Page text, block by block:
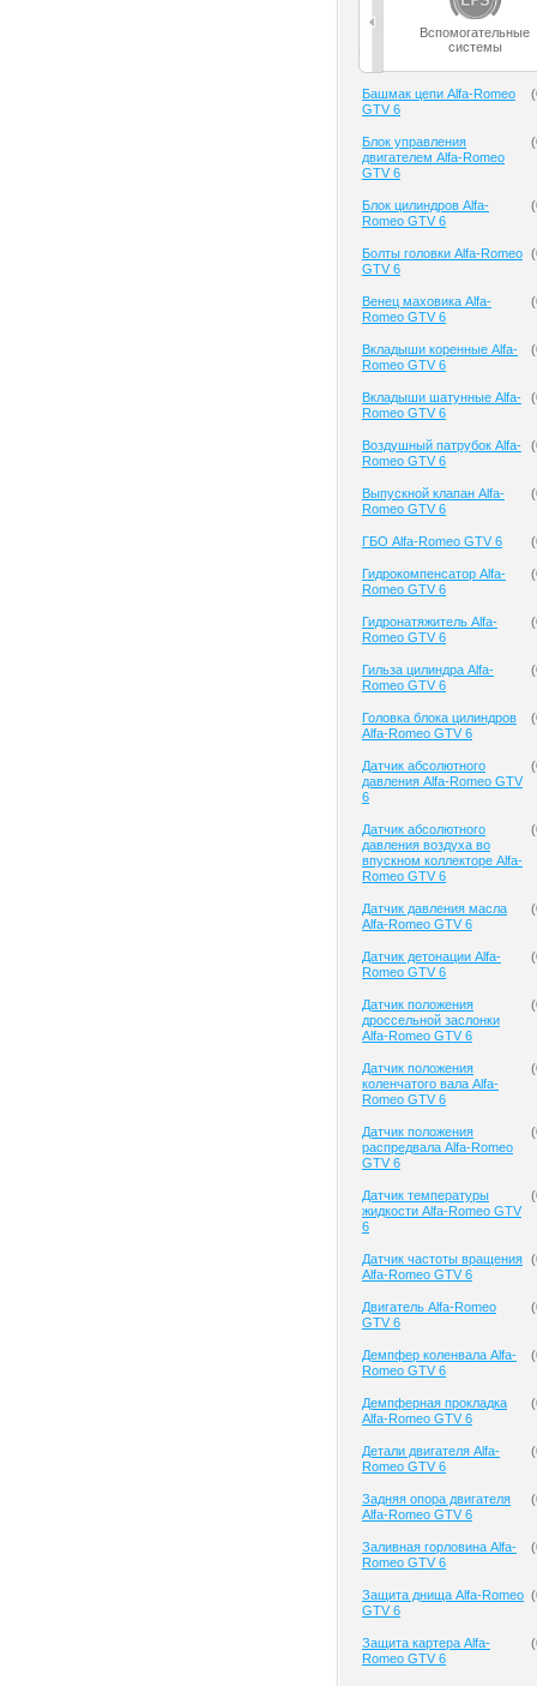
Вспомогательные
системы
Башмак цепи Alfa-Romeo
GTV 6
(
Блок управления
двигателем Alfa-Romeo
GTV 6
(
Блок цилиндров Alfa-
Romeo GTV 6
(
Болты головки Alfa-Romeo
GTV 6
(
Венец маховика Alfa-
Romeo GTV 6
(
Вкладыши коренные Alfa-
Romeo GTV 6
(
Вкладыши шатунные Alfa-
Romeo GTV 6
(
Воздушный патрубок Alfa-
Romeo GTV 6
(
Выпускной клапан Alfa-
Romeo GTV 6
(
ГБО Alfa-Romeo GTV 6 (
Гидрокомпенсатор Alfa-
Romeo GTV 6
(
Гидронатяжитель Alfa-
Romeo GTV 6
(
Гильза цилиндра Alfa-
Romeo GTV 6
(
Головка блока цилиндров
Alfa-Romeo GTV 6
(
Датчик абсолютного
давления Alfa-Romeo GTV
6
(
Датчик абсолютного
давления воздуха во
впускном коллекторе Alfa-
Romeo GTV 6
(
Датчик давления масла
Alfa-Romeo GTV 6
(
Датчик детонации Alfa-
Romeo GTV 6
(
Датчик положения
дроссельной заслонки
Alfa-Romeo GTV 6
(
Датчик положения
коленчатого вала Alfa-
Romeo GTV 6
(
Датчик положения
распредвала Alfa-Romeo
GTV 6
(
Датчик температуры
жидкости Alfa-Romeo GTV
6
(
Датчик частоты вращения
Alfa-Romeo GTV 6
(
Двигатель Alfa-Romeo
GTV 6
(
Демпфер коленвала Alfa-
Romeo GTV 6
(
Демпферная прокладка
Alfa-Romeo GTV 6
(
Детали двигателя Alfa-
Romeo GTV 6
(
Задняя опора двигателя
Alfa-Romeo GTV 6
(
Заливная горловина Alfa-
Romeo GTV 6
(
Защита днища Alfa-Romeo
GTV 6
(
Защита картера Alfa-
Romeo GTV 6
(